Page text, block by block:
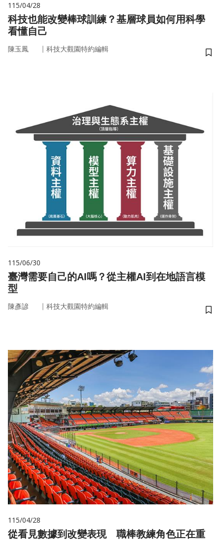
115/04/28
科技也能改變棒球訓練？基層球員如何用科學
看懂自己
陳玉鳳 ｜ 科技大觀園特約編輯
儲
115/06/30
臺灣需要自己的AI嗎？從主權AI到在地語言模
型
陳彥諺 ｜ 科技大觀園特約編輯
儲
115/04/28
從看見數據到改變表現 職棒教練角色正在重